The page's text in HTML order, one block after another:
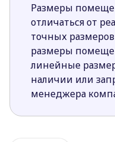
Размеры
отличаться от
точных
размеры
линейные
наличии или
менеджера